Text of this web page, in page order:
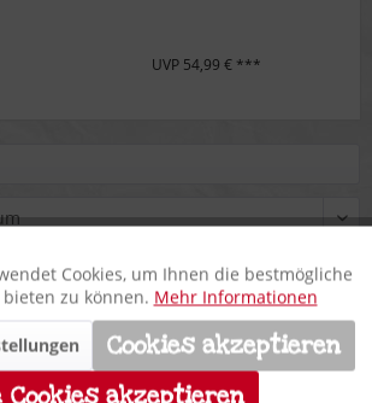
UVP 54,99 € ***
13%
Aktiv
Inaktiv
Cookies, um Ihnen die bestmögliche
zu können. Mehr Informationen
Cookies akzeptieren
Cookies akzeptieren